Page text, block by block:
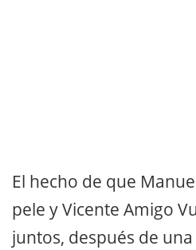
El hecho de que
pele y Vicente Amigo
juntos, después de